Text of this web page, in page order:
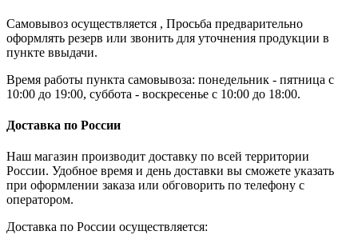
Самовывоз осуществляется , Просьба предварительно
оформлять резерв или звонить для уточнения продукции в
пункте ввыдачи.
Время работы пункта самовывоза: понедельник - пятница с
10:00 до 19:00, суббота - воскресенье с 10:00 до 18:00.
Доставка по России
Наш магазин производит доставку по всей территории
России. Удобное время и день доставки вы сможете указать
при оформлении заказа или обговорить по телефону с
оператором.
Доставка по России осуществляется: